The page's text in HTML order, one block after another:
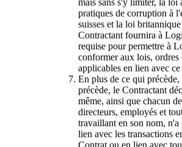
mais sans s'y limiter, la loi
pratiques de corruption à
suisses et la loi
Contractant fournira à
requise pour permettre à
conformer aux lois, ordres
applicables en lien avec
En plus de ce qui
précède, le Contractant
même, ainsi que chacun
directeurs, employés et
travaillant en son nom, n'a
lien avec les transactions